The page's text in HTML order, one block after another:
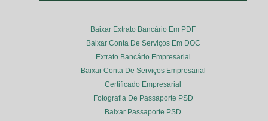
Baixar Extrato Bancário Em PDF
Baixar Conta De Serviços Em DOC
Extrato Bancário Empresarial
Baixar Conta De Serviços Empresarial
Certificado Empresarial
Fotografia De Passaporte PSD
Baixar Passaporte PSD